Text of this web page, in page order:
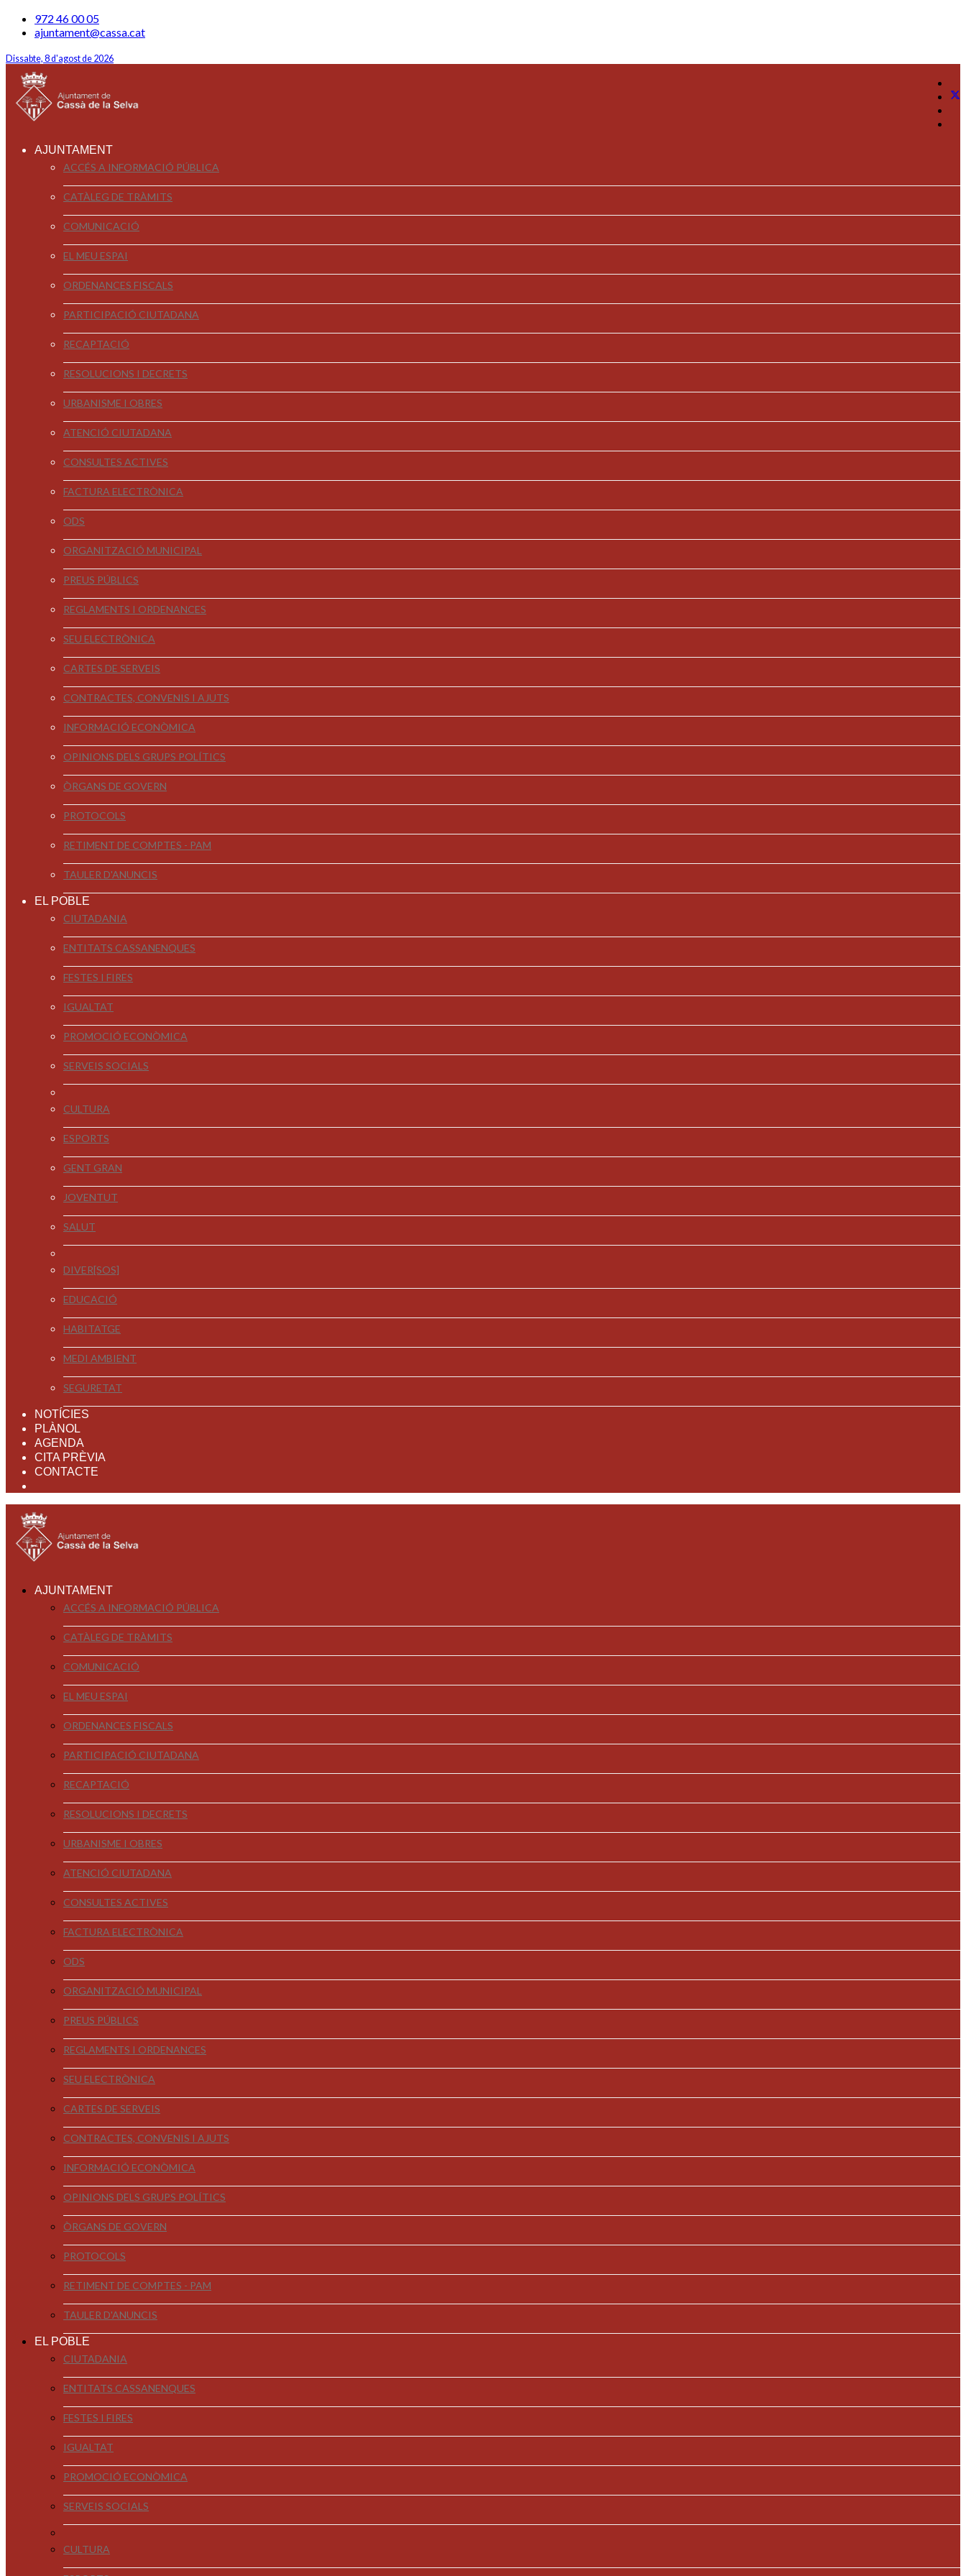
972 46 00 05
ajuntament@cassa.cat
Dissabte, 8 d'agost de 2026
AJUNTAMENT
ACCÉS A INFORMACIÓ PÚBLICA
CATÀLEG DE TRÀMITS
COMUNICACIÓ
EL MEU ESPAI
ORDENANCES FISCALS
PARTICIPACIÓ CIUTADANA
RECAPTACIÓ
RESOLUCIONS I DECRETS
URBANISME I OBRES
ATENCIÓ CIUTADANA
CONSULTES ACTIVES
FACTURA ELECTRÒNICA
ODS
ORGANITZACIÓ MUNICIPAL
PREUS PÚBLICS
REGLAMENTS I ORDENANCES
SEU ELECTRÒNICA
CARTES DE SERVEIS
CONTRACTES, CONVENIS I AJUTS
INFORMACIÓ ECONÒMICA
OPINIONS DELS GRUPS POLÍTICS
ÒRGANS DE GOVERN
PROTOCOLS
RETIMENT DE COMPTES - PAM
TAULER D'ANUNCIS
EL POBLE
CIUTADANIA
ENTITATS CASSANENQUES
FESTES I FIRES
IGUALTAT
PROMOCIÓ ECONÒMICA
SERVEIS SOCIALS
CULTURA
ESPORTS
GENT GRAN
JOVENTUT
SALUT
DIVER[SOS]
EDUCACIÓ
HABITATGE
MEDI AMBIENT
SEGURETAT
NOTÍCIES
PLÀNOL
AGENDA
CITA PRÈVIA
CONTACTE
AJUNTAMENT
ACCÉS A INFORMACIÓ PÚBLICA
CATÀLEG DE TRÀMITS
COMUNICACIÓ
EL MEU ESPAI
ORDENANCES FISCALS
PARTICIPACIÓ CIUTADANA
RECAPTACIÓ
RESOLUCIONS I DECRETS
URBANISME I OBRES
ATENCIÓ CIUTADANA
CONSULTES ACTIVES
FACTURA ELECTRÒNICA
ODS
ORGANITZACIÓ MUNICIPAL
PREUS PÚBLICS
REGLAMENTS I ORDENANCES
SEU ELECTRÒNICA
CARTES DE SERVEIS
CONTRACTES, CONVENIS I AJUTS
INFORMACIÓ ECONÒMICA
OPINIONS DELS GRUPS POLÍTICS
ÒRGANS DE GOVERN
PROTOCOLS
RETIMENT DE COMPTES - PAM
TAULER D'ANUNCIS
EL POBLE
CIUTADANIA
ENTITATS CASSANENQUES
FESTES I FIRES
IGUALTAT
PROMOCIÓ ECONÒMICA
SERVEIS SOCIALS
CULTURA